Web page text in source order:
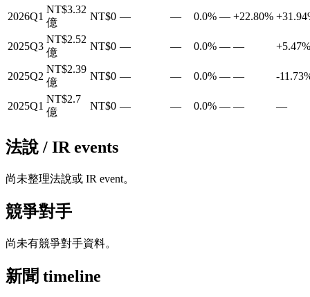
2026Q1
NT$3.32
億
NT$0 — — 0.0% — +22.80%
2025Q3
NT$2.52
億
NT$0 — — 0.0% — — +5.47%
2025Q2
NT$2.39
億
NT$0 — — 0.0% — — -
2025Q1
NT$2.7
億
NT$0 — — 0.0% — — —
法說 / IR events
尚未整理法說或 IR event。
競爭對手
尚未有競爭對手資料。
新聞 timeline